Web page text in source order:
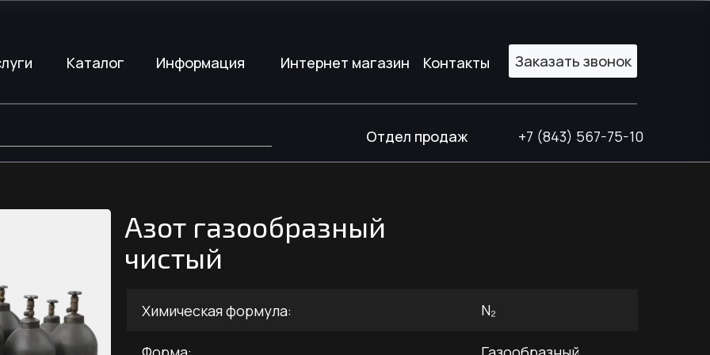
Отдел продаж +7 (843) 567-75-10
Заказать звонок
Каталог Информация Интернет магазин Контакты
Интернет магазин Контакты
Каталог Информация Заказать звонок
Азот газообразный
чистый
Химическая формула: N₂